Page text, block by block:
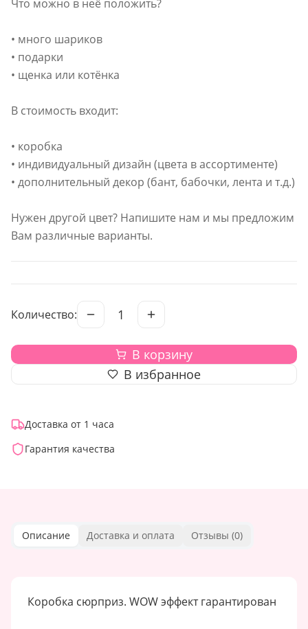
Что можно в неё положить?
• много шариков
• подарки
• щенка или котёнка
В стоимость входит:
• коробка
• индивидуальный дизайн (цвета в ассортименте)
• дополнительный декор (бант, бабочки, лента и т.д.)
Нужен другой цвет? Напишите нам и мы предложим
Вам различные варианты.
Количество: 1
В корзину
В избранное
Доставка от 1 часа
Гарантия качества
Описание Доставка и оплата Отзывы (0)
Коробка сюрприз. WOW эффект гарантирован